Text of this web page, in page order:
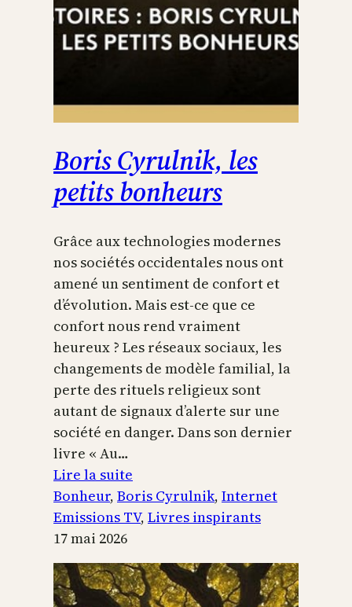
Boris Cyrulnik, les
petits bonheurs
Grâce aux technologies modernes
nos sociétés occidentales nous ont
amené un sentiment de confort et
d’évolution. Mais est-ce que ce
confort nous rend vraiment
heureux ? Les réseaux sociaux, les
changements de modèle familial, la
perte des rituels religieux sont
autant de signaux d’alerte sur une
société en danger. Dans son dernier
livre « Au…
Lire la suite
Boris
Cyrulnik,
petits
bonheurs
Bonheur, Boris Cyrulnik, Internet
Emissions TV, Livres inspirants
17 mai 2026